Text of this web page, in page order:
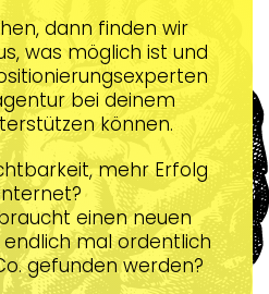
dann finden wir
was möglich ist und
bei deinem
können.
mehr Erfolg
einen neuen
mal ordentlich
gefunden werden?